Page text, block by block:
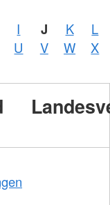
I J K
L
U V W
X
/